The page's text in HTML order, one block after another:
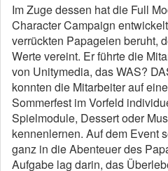
Im Zuge dessen hat die Full
Character Campaign
verrückten Papageien beruht,
Werte vereint. Er führte die
von Unitymedia, das WAS?
konnten die Mitarbeiter auf
Sommerfest im Vorfeld
Spielmodule, Dessert oder
kennenlernen. Auf dem Event
ganz in die Abenteuer des
Aufgabe lag darin, das